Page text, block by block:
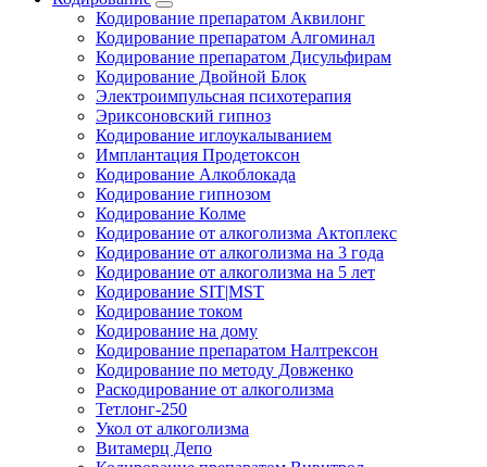
Кодирование препаратом Аквилонг
Кодирование препаратом Алгоминал
Кодирование препаратом Дисульфирам
Кодирование Двойной Блок
Электроимпульсная психотерапия
Эриксоновский гипноз
Кодирование иглоукалыванием
Имплантация Продетоксон
Кодирование Алкоблокада
Кодирование гипнозом
Кодирование Колме
Кодирование от алкоголизма Актоплекс
Кодирование от алкоголизма на 3 года
Кодирование от алкоголизма на 5 лет
Кодирование SIT|MST
Кодирование током
Кодирование на дому
Кодирование препаратом Налтрексон
Кодирование по методу Довженко
Раскодирование от алкоголизма
Тетлонг-250
Укол от алкоголизма
Витамерц Депо